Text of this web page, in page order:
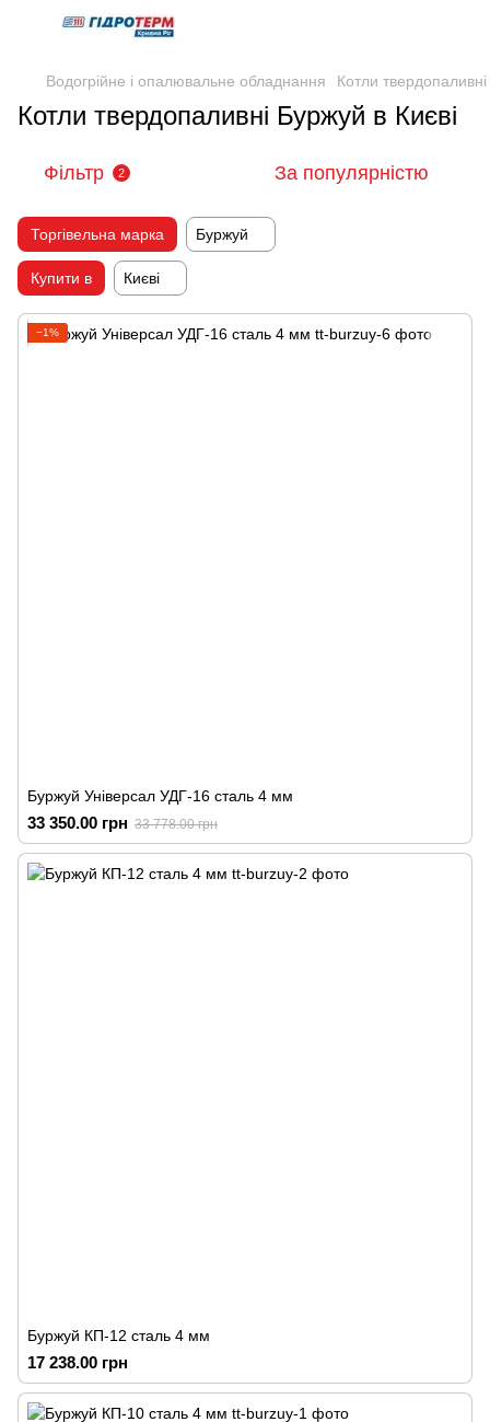
Водогрійне і опалювальне обладнання Котли твердопаливні
Котли твердопаливні Буржуй в Києві
Фільтр 2 За популярністю
Торгівельна марка Буржуй
Купити в Києві
−1%
Буржуй Універсал УДГ-16 сталь 4 мм
33 350.00 грн 33 778.00 грн
Буржуй КП-12 сталь 4 мм
17 238.00 грн